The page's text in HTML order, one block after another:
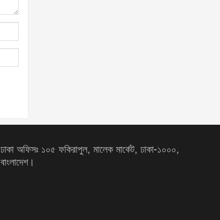
ঢাকা অফিসঃ ১০৫ ফকিরাপুল, মালেক মার্কেট, ঢাকা-১০০০,
বাংলাদেশ।